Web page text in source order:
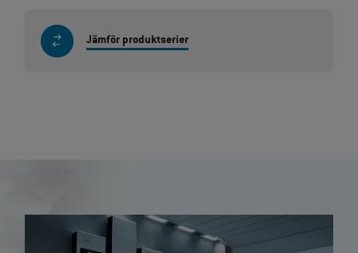
Jämför produktserier